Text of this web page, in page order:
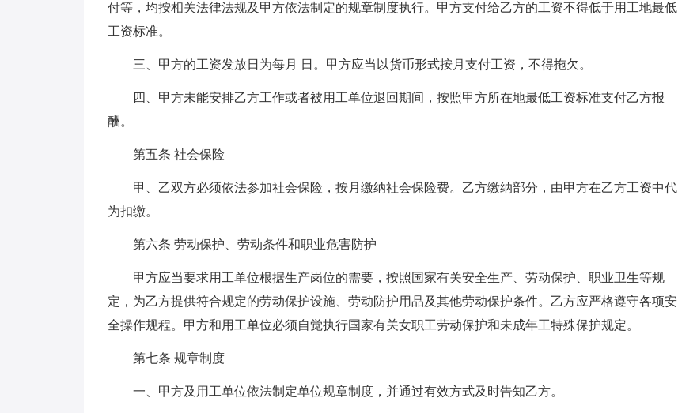
付等，均按相关法律法规及甲方依法制定的规章制度执行。甲方支付给乙方的工资不得低于用工地最低
工资标准。
三、甲方的工资发放日为每月 日。甲方应当以货币形式按月支付工资，不得拖欠。
四、甲方未能安排乙方工作或者被用工单位退回期间，按照甲方所在地最低工资标准支付乙方报
酬。
第五条 社会保险
甲、乙双方必须依法参加社会保险，按月缴纳社会保险费。乙方缴纳部分，由甲方在乙方工资中代
为扣缴。
第六条 劳动保护、劳动条件和职业危害防护
甲方应当要求用工单位根据生产岗位的需要，按照国家有关安全生产、劳动保护、职业卫生等规
定，为乙方提供符合规定的劳动保护设施、劳动防护用品及其他劳动保护条件。乙方应严格遵守各项安
全操作规程。甲方和用工单位必须自觉执行国家有关女职工劳动保护和未成年工特殊保护规定。
第七条 规章制度
一、甲方及用工单位依法制定单位规章制度，并通过有效方式及时告知乙方。